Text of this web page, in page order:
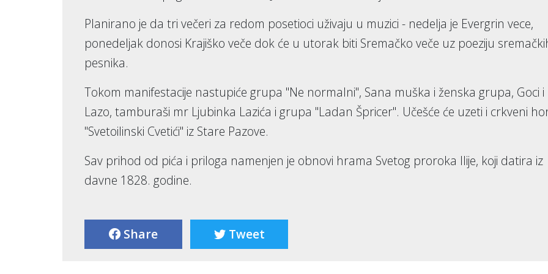
Planirano je da tri večeri za redom posetioci uživaju u muzici - nedelja je Evergrin vece,
ponedeljak donosi Krajiško veče dok će u utorak biti Sremačko veče uz poeziju
pesnika.
Tokom manifestacije nastupiće grupa "Ne normalni", Sana muška i ženska grupa, Goci i
Lazo, tamburaši mr Ljubinka Lazića i grupa "Ladan Špricer". Učešće će uzeti i crkveni
"Svetoilinski Cvetići" iz Stare Pazove.
Sav prihod od pića i priloga namenjen je obnovi hrama Svetog proroka Ilije, koji datira iz
davne 1828. godine.
Share Tweet